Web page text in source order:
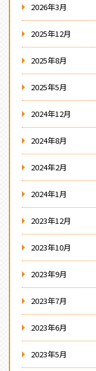
2026年3月
2025年12月
2025年8月
2025年5月
2024年12月
2024年8月
2024年2月
2024年1月
2023年12月
2023年10月
2023年9月
2023年7月
2023年6月
2023年5月